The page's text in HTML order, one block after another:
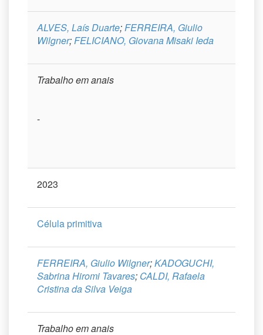
ALVES, Laís Duarte;FERREIRA, Giulio
Wilgner;FELICIANO, Giovana Misaki Ieda
Trabalho em anais
-
2023
Célula primitiva
FERREIRA, Giulio Wilgner;KADOGUCHI,
Sabrina Hiromi Tavares; CALDI, Rafaela
Cristina da Silva Veiga
Trabalho em anais